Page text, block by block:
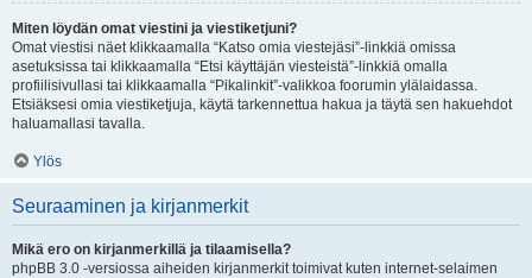
Miten löydän omat viestini ja viestiketjuni?
Omat viestisi näet klikkaamalla “Katso omia viestejäsi”-linkkiä omissa
asetuksissa tai klikkaamalla “Etsi käyttäjän viesteistä”-linkkiä omalla
profiilisivullasi tai klikkaamalla “Pikalinkit”-valikkoa foorumin ylälaidassa.
Etsiäksesi omia viestiketjuja, käytä tarkennettua hakua ja täytä sen hakuehdot
haluamallasi tavalla.
Ylös
Seuraaminen ja kirjanmerkit
Mikä ero on kirjanmerkillä ja tilaamisella?
phpBB 3.0 -versiossa aiheiden kirjanmerkit toimivat kuten internet-selaimen